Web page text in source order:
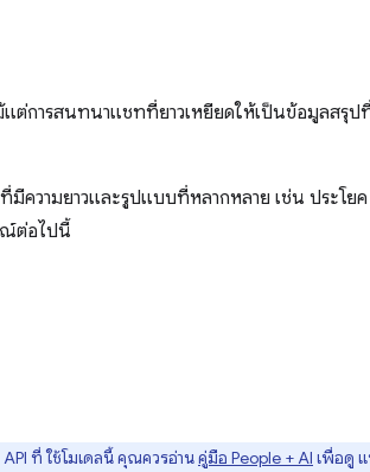
ต่การสนทนาแชทที่ยาวเหยียดให้เป็นข้อมูลสรุป
ความยาวและรูปแบบที่หลากหลาย เช่น ประโย
ณ์ต่อไปนี้
ที่ ใช้โมเดลนี้ คุณควรอ่านคู่มือ People + AI เพื่อดู